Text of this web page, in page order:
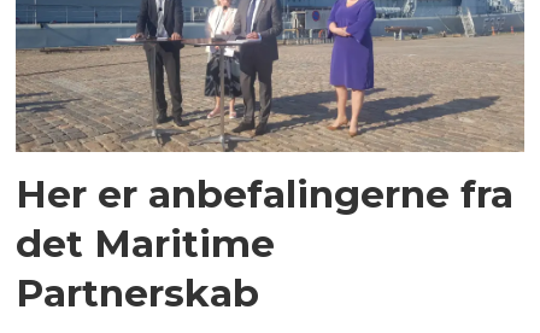
Her er anbefalingerne fra
det Maritime
Partnerskab